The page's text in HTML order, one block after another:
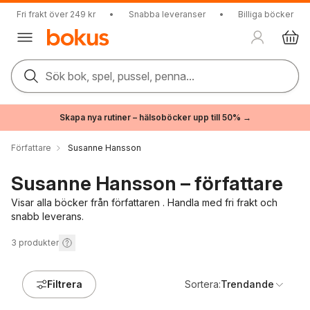
Fri frakt över 249 kr • Snabba leveranser • Billiga böcker
Sök bok, spel, pussel, penna...
Skapa nya rutiner – hälsoböcker upp till 50% →
Författare Susanne Hansson
Susanne Hansson – författare
Visar alla böcker från författaren . Handla med fri frakt och
snabb leverans.
3 produkter
Filtrera Sortera:Trendande